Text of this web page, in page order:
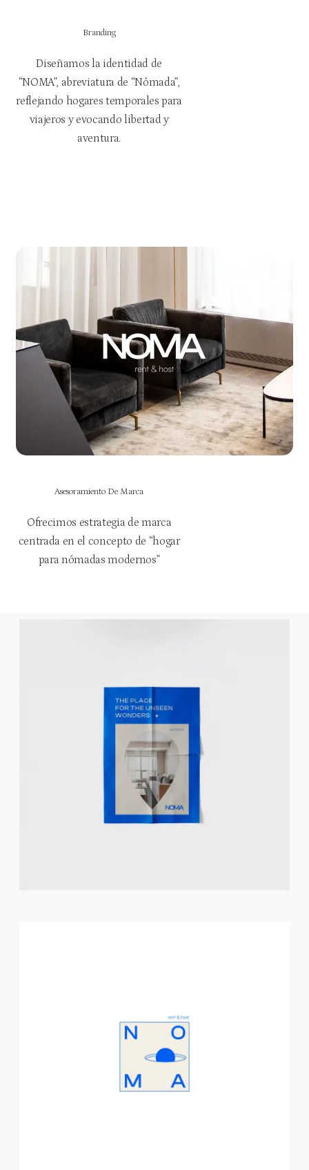
Branding
Diseñamos la identidad de
“NOMA”, abreviatura de “Nómada”,
reflejando hogares temporales para
viajeros y evocando libertad y
aventura.
Asesoramiento De Marca
Ofrecimos estrategia de marca
centrada en el concepto de “hogar
para nómadas modernos”